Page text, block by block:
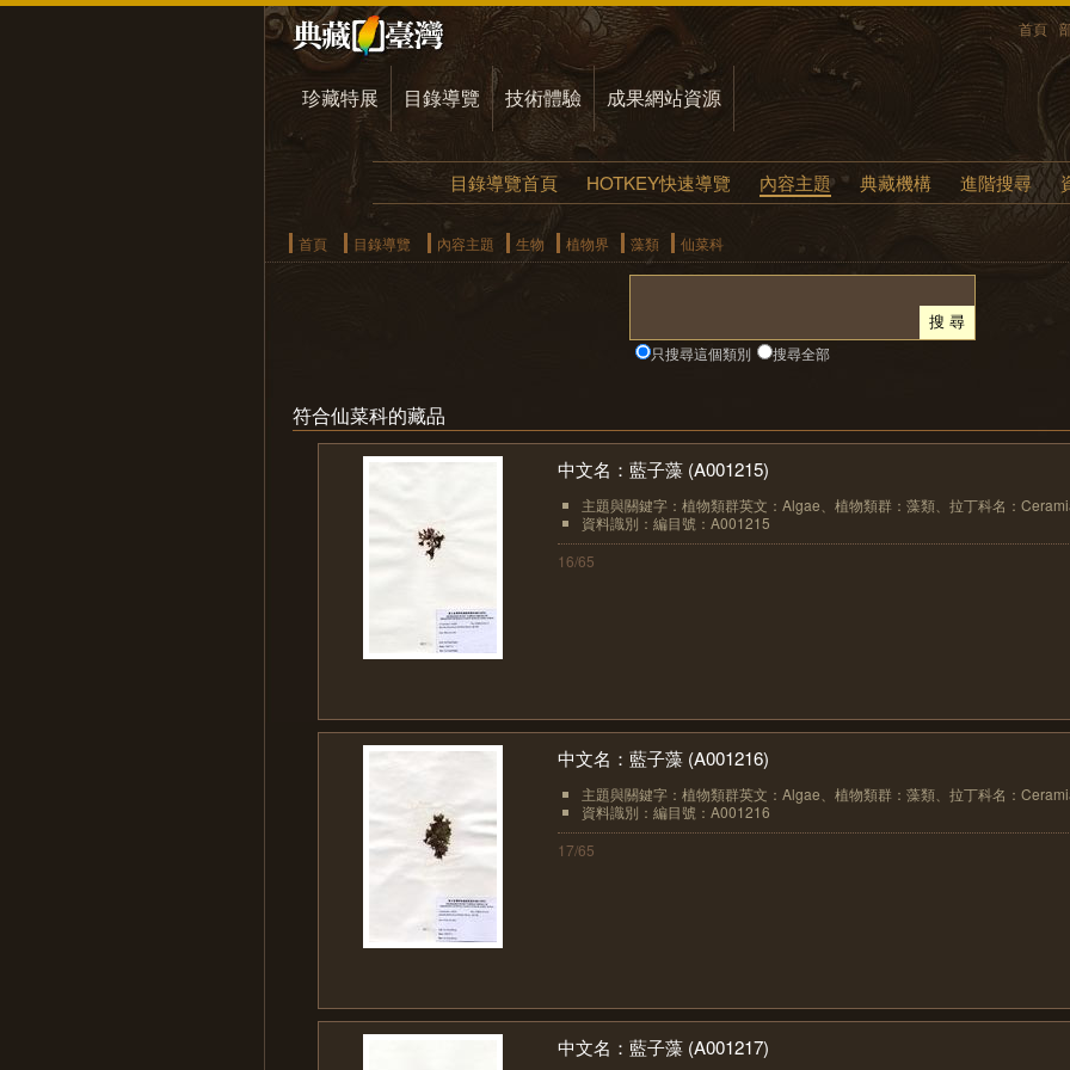
首頁
珍藏特展 目錄導覽 技術體驗 成果網站資源
目錄導覽首頁 HOTKEY快速導覽 內容主題 典藏機構 進階搜尋
首頁 目錄導覽 內容主題 生物 植物界 藻類 仙菜科
只搜尋這個類別 搜尋全部
符合仙菜科的藏品
中文名：藍子藻 (A001215)
主題與關鍵字：植物類群英文：Algae、植物類群：藻類、拉丁科名：
資料識別：編目號：A001215
16/65
中文名：藍子藻 (A001216)
主題與關鍵字：植物類群英文：Algae、植物類群：藻類、拉丁科名：
資料識別：編目號：A001216
17/65
中文名：藍子藻 (A001217)